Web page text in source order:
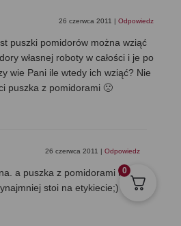
26 czerwca 2011 | Odpowiedz
puszki pomidorów można wziąć
własnej roboty w całości i je po
wie Pani ile wtedy ich wziąć? Nie
puszka z pomidorami 🙁
26 czerwca 2011 | Odpowiedz
a puszka z pomidorami ma
stoi na etykiecie;) M.
0